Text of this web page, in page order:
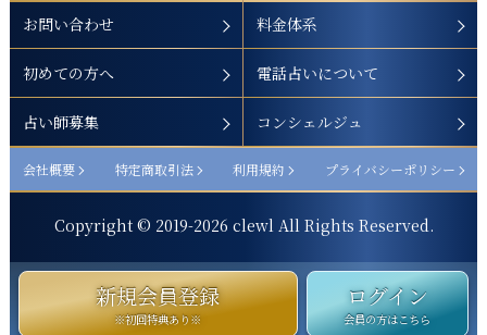
お問い合わせ 料金体系
初めての方へ 電話占いについて
占い師募集 コンシェルジュ
会社概要 特定商取引法 利用規約 プライバシーポリシー
Copyright © 2019-2026 clewl All Rights Reserved.
新規会員登録
※初回特典あり※
ログイン
会員の方はこちら